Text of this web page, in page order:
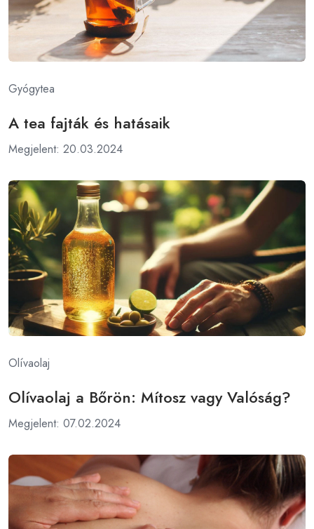
Gyógytea
A tea fajták és hatásaik
Megjelent: 20.03.2024
Olívaolaj
Olívaolaj a Bőrön: Mítosz vagy Valóság?
Megjelent: 07.02.2024